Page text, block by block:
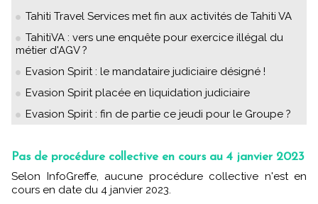
Tahiti Travel Services met fin aux activités de Tahiti VA
TahitiVA : vers une enquête pour exercice illégal du
métier d'AGV ?
Evasion Spirit : le mandataire judiciaire désigné !
Evasion Spirit placée en liquidation judiciaire
Evasion Spirit : fin de partie ce jeudi pour le Groupe ?
Pas de procédure collective en cours au 4 janvier 2023
Selon InfoGreffe, aucune procédure collective n'est en
cours en date du 4 janvier 2023.